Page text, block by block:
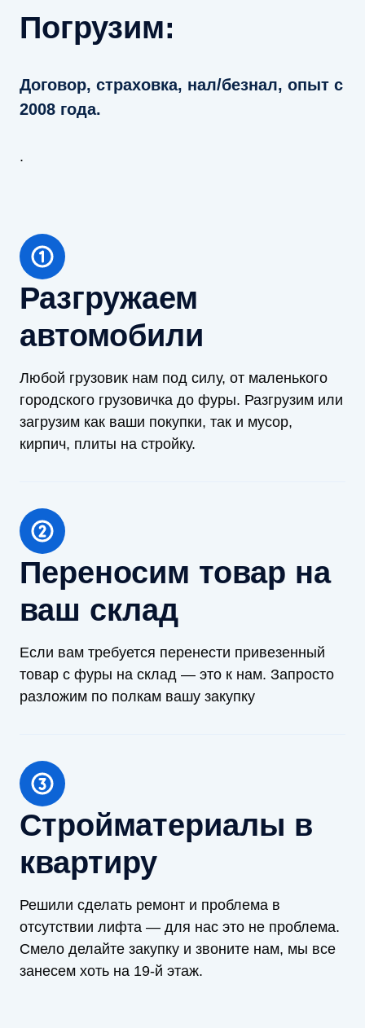
Погрузим:
Договор, страховка, нал/безнал, опыт с
2008 года.
.
Разгружаем
автомобили
Любой грузовик нам под силу, от маленького
городского грузовичка до фуры. Разгрузим или
загрузим как ваши покупки, так и мусор,
кирпич, плиты на стройку.
Переносим товар на
ваш склад
Если вам требуется перенести привезенный
товар с фуры на склад — это к нам. Запросто
разложим по полкам вашу закупку
Стройматериалы в
квартиру
Решили сделать ремонт и проблема в
отсутствии лифта — для нас это не проблема.
Смело делайте закупку и звоните нам, мы все
занесем хоть на 19-й этаж.